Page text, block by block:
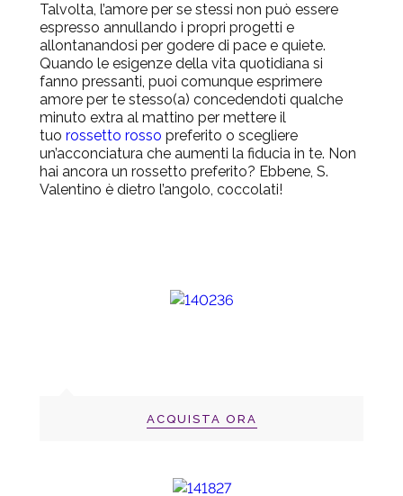
Talvolta, l’amore per se stessi non può essere
espresso annullando i propri progetti e
allontanandosi per godere di pace e quiete.
Quando le esigenze della vita quotidiana si
fanno pressanti, puoi comunque esprimere
amore per te stesso(a) concedendoti qualche
minuto extra al mattino per mettere il
tuo rossetto rosso preferito o scegliere
un’acconciatura che aumenti la fiducia in te. Non
hai ancora un rossetto preferito? Ebbene, S.
Valentino è dietro l’angolo, coccolati!
ACQUISTA ORA